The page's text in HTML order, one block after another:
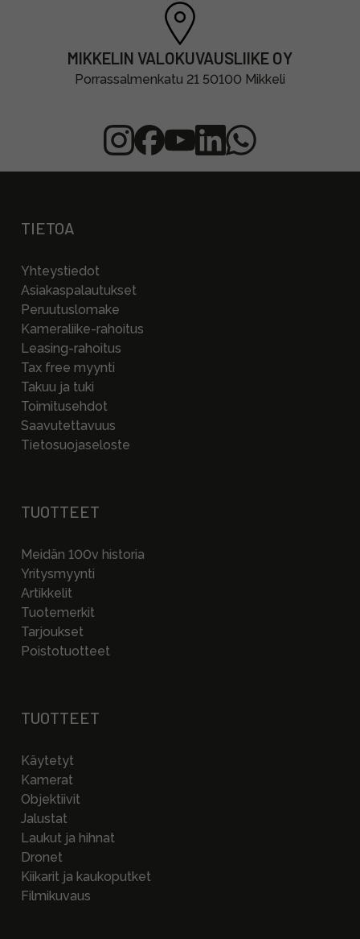
MIKKELIN VALOKUVAUSLIIKE OY
Porrassalmenkatu 21 50100 Mikkeli
TIETOA
Yhteystiedot
Asiakaspalautukset
Peruutuslomake
Kameraliike-rahoitus
Leasing-rahoitus
Tax free myynti
Takuu ja tuki
Toimitusehdot
Saavutettavuus
Tietosuojaseloste
TUOTTEET
Meidän 100v historia
Yritysmyynti
Artikkelit
Tuotemerkit
Tarjoukset
Poistotuotteet
TUOTTEET
Käytetyt
Kamerat
Objektiivit
Jalustat
Laukut ja hihnat
Dronet
Kiikarit ja kaukoputket
Filmikuvaus